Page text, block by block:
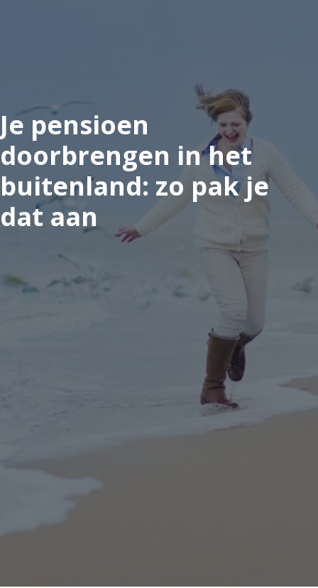
Je pensioen
doorbrengen in het
buitenland: zo pak je
dat aan